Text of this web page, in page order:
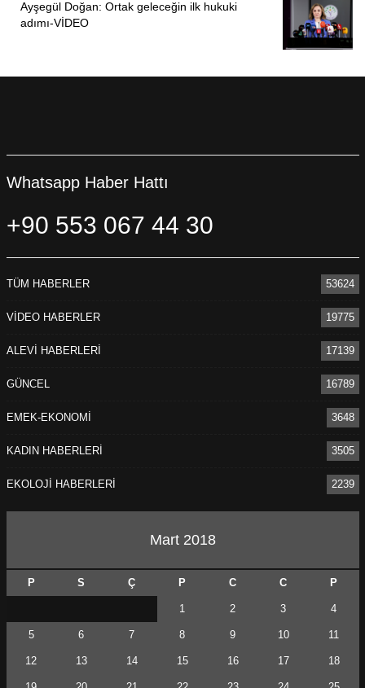
Ayşegül Doğan: Ortak geleceğin ilk hukuki
adımı-VİDEO
Whatsapp Haber Hattı
+90 553 067 44 30
TÜM HABERLER 53624
VİDEO HABERLER 19775
ALEVİ HABERLERİ 17139
GÜNCEL 16789
EMEK-EKONOMİ 3648
KADIN HABERLERİ 3505
EKOLOJİ HABERLERİ 2239
Mart 2018
P S Ç P C C P
1 2 3 4
5 6 7 8 9 10 11
12 13 14 15 16 17 18